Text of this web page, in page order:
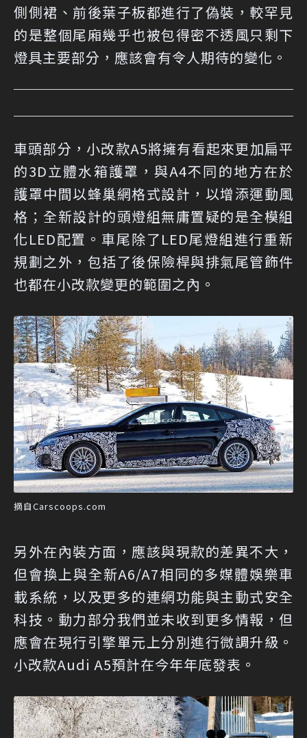
側側裙、前後葉子板都進行了偽裝，較罕見
的是整個尾廂幾乎也被包得密不透風只剩下
燈具主要部分，應該會有令人期待的變化。
車頭部分，小改款A5將擁有看起來更加扁平
的3D立體水箱護罩，與A4不同的地方在於
護罩中間以蜂巢網格式設計，以增添運動風
格；全新設計的頭燈組無庸置疑的是全模組
化LED配置。車尾除了LED尾燈組進行重新
規劃之外，包括了後保險桿與排氣尾管飾件
也都在小改款變更的範圍之內。
摘自Carscoops.com
另外在內裝方面，應該與現款的差異不大，
但會換上與全新A6/A7相同的多媒體娛樂車
載系統，以及更多的連網功能與主動式安全
科技。動力部分我們並未收到更多情報，但
應會在現行引擎單元上分別進行微調升級。
小改款Audi A5預計在今年年底發表。